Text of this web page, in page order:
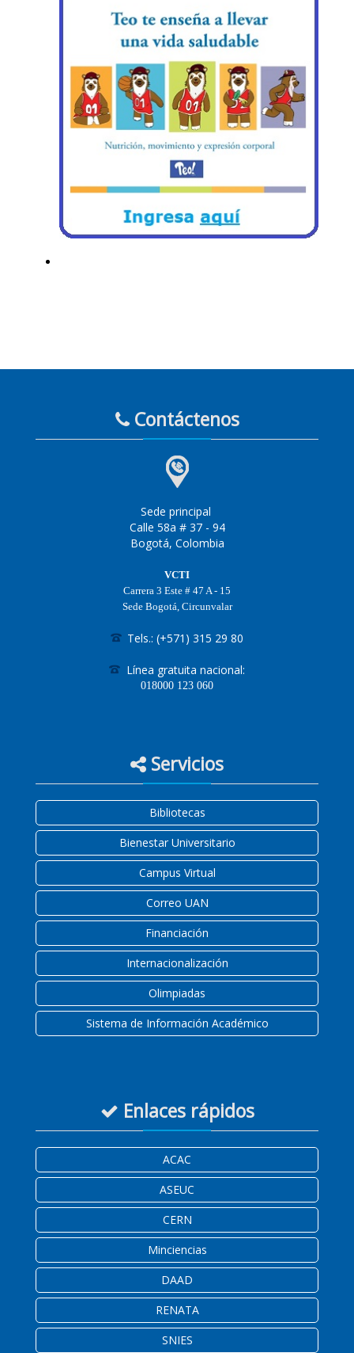
Contáctenos
Sede principal
Calle 58a # 37 - 94
Bogotá, Colombia
VCTI
Carrera 3 Este # 47 A - 15
Sede Bogotá, Circunvalar
Tels.: (+571) 315 29 80
Línea gratuita nacional:
018000 123 060
Servicios
Bibliotecas
Bienestar Universitario
Campus Virtual
Correo UAN
Financiación
Internacionalización
Olimpiadas
Sistema de Información Académico
Enlaces rápidos
ACAC
ASEUC
CERN
Minciencias
DAAD
RENATA
SNIES